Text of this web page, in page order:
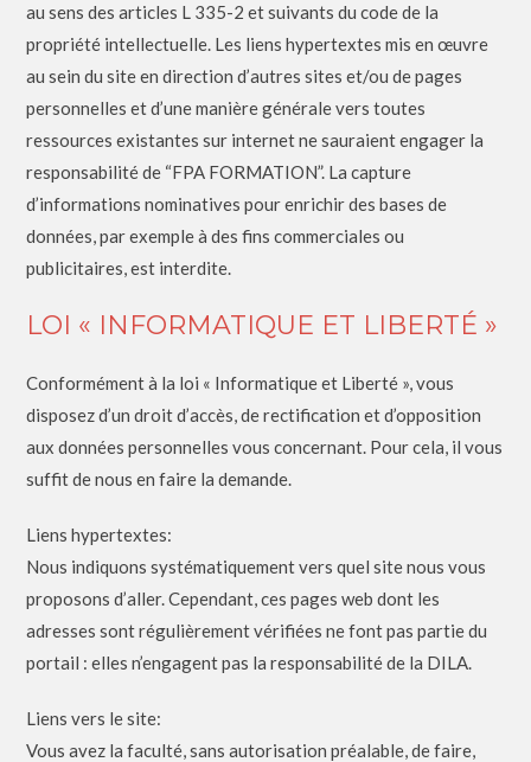
au sens des articles L 335-2 et suivants du code de la
propriété intellectuelle. Les liens hypertextes mis en œuvre
au sein du site en direction d’autres sites et/ou de pages
personnelles et d’une manière générale vers toutes
ressources existantes sur internet ne sauraient engager la
responsabilité de “FPA FORMATION”. La capture
d’informations nominatives pour enrichir des bases de
données, par exemple à des fins commerciales ou
publicitaires, est interdite.
LOI « INFORMATIQUE ET LIBERTÉ »
Conformément à la loi « Informatique et Liberté », vous
disposez d’un droit d’accès, de rectification et d’opposition
aux données personnelles vous concernant. Pour cela, il vous
suffit de nous en faire la demande.
Liens hypertextes:
Nous indiquons systématiquement vers quel site nous vous
proposons d’aller. Cependant, ces pages web dont les
adresses sont régulièrement vérifiées ne font pas partie du
portail : elles n’engagent pas la responsabilité de la DILA.
Liens vers le site:
Vous avez la faculté, sans autorisation préalable, de faire,